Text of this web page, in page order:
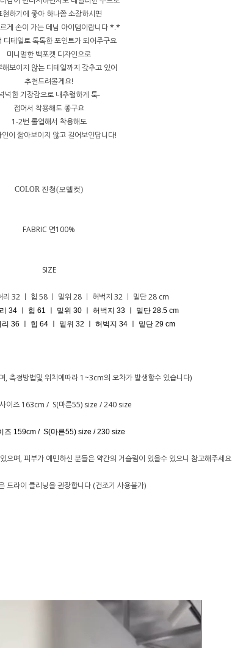
현하기에 좋아 하나쯤 소장하시면
게 손이 가는 데님 아이템이랍니다 *.*
디테일로 톡톡한 포인트가 되어주구요
미니멀한 백포켓 디자인으로
해보이지 않는 디테일까지 갖추고 있어
추천드려볼게요!
넉한 기장감으로 내추럴하게 툭-
접어서 착용해도 좋구요
1-2번 롤업해서 착용해도
인이 짧아보이지 않고 길어보인답니다!
COLOR 진청(모델컷)
FABRIC 면100%
SIZE
리 32 ㅣ 힙 58 ㅣ 밑위 28 ㅣ 허벅지 32 ㅣ 밑단 28 cm
34 ㅣ 힙 61 ㅣ 밑위 30 ㅣ 허벅지 33 ㅣ 밑단 28.5 cm
36 ㅣ 힙 64 ㅣ 밑위 32 ㅣ 허벅지 34 ㅣ 밑단 29 cm
, 측정방법및 위치에따라 1~3cm의 오차가 발생할수 있습니다)
이즈 163cm / S(마른55) size / 240 size
즈 159cm / S(마른55) size / 230 size
으며, 피부가 예민하신 분들은 약간의 거슬림이 있을수 있으니 참고해주세요
드라이 클리닝을 권장합니다 (건조기 사용불가)